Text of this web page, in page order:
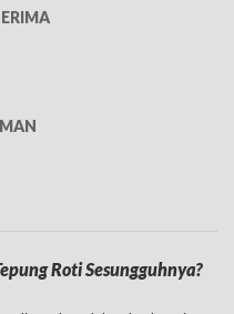
Roti Sesungguhnya?